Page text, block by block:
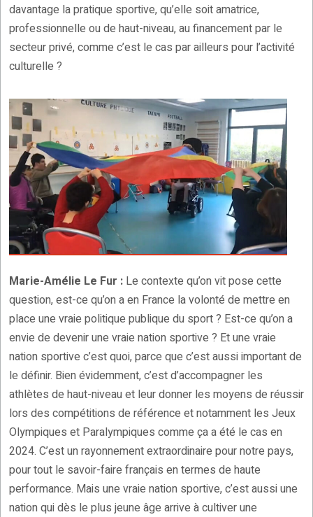
davantage la pratique sportive, qu’elle soit amatrice,
professionnelle ou de haut-niveau, au financement par le
secteur privé, comme c’est le cas par ailleurs pour l’activité
culturelle ?
Marie-Amélie Le Fur : Le contexte qu’on vit pose cette
question, est-ce qu’on a en France la volonté de mettre en
place une vraie politique publique du sport ? Est-ce qu’on a
envie de devenir une vraie nation sportive ? Et une vraie
nation sportive c’est quoi, parce que c’est aussi important de
le définir. Bien évidemment, c’est d’accompagner les
athlètes de haut-niveau et leur donner les moyens de réussir
lors des compétitions de référence et notamment les Jeux
Olympiques et Paralympiques comme ça a été le cas en
2024. C’est un rayonnement extraordinaire pour notre pays,
pour tout le savoir-faire français en termes de haute
performance. Mais une vraie nation sportive, c’est aussi une
nation qui dès le plus jeune âge arrive à cultiver une